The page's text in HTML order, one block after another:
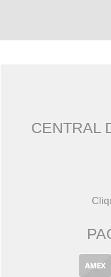
CENTRAL